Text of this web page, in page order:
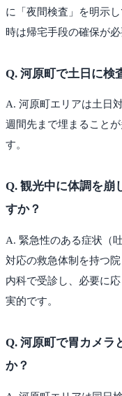
に「夜間検査」を明示
時は帰宅手段の確保が必
Q. 河原町で土日に検
A. 河原町エリアは土日
週間先まで埋まること
す。
Q. 観光中に体調を崩
すか？
A. 緊急性のある症状（
対応の救急体制を持つ
内科で受診し、必要に
実的です。
Q. 河原町で胃カメラ
か？